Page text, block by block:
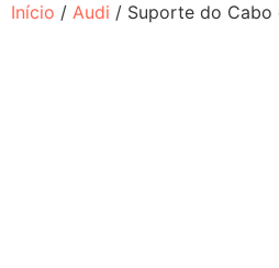
Início / Audi / Suporte do Cabo